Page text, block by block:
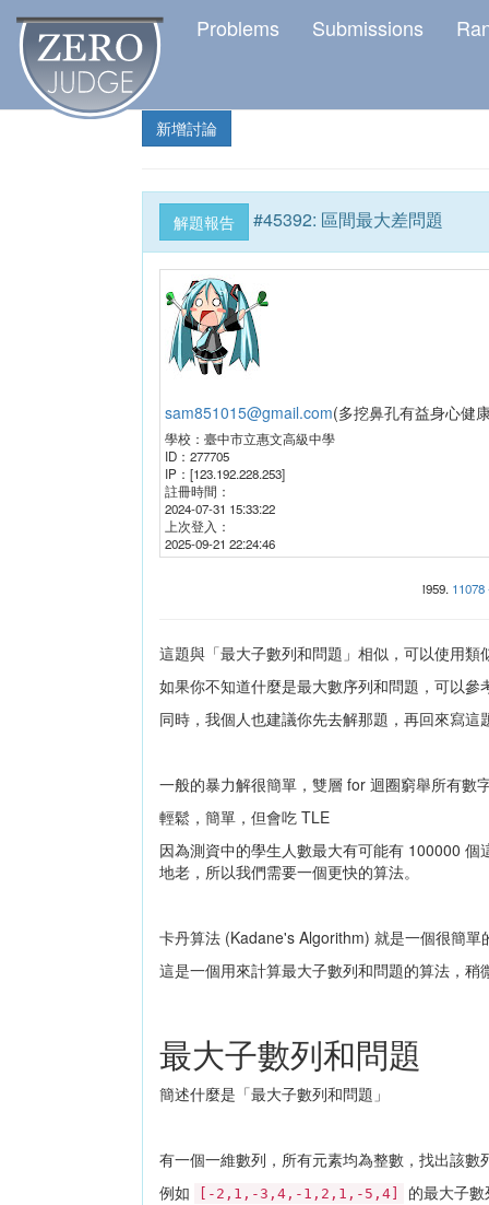
Problems Submissions
新增討論
解題報告 #45392: 區間最大差問題
sam851015@gmail.com(多挖鼻孔有益身心健
學校： 臺中市立惠文高級中學
ID： 277705
IP： [123.192.228.253]
註冊時間：
2024-07-31 15:33:22
上次登入：
2025-09-21 22:24:46
i959.
這題與「最大子數列和問題」相似，可以使用類
如果你不知道什麼是最大數序列和問題，可以
同時，我個人也建議你先去解那題，再回來寫這
一般的暴力解很簡單，雙層 for 迴圈窮舉所有數
輕鬆，簡單，但會吃 TLE
因為測資中的學生人數最大有可能有 100000
地老，所以我們需要一個更快的算法。
卡丹算法 (Kadane's Algorithm) 就是一個很簡單
這是一個用來計算最大子數列和問題的算法，稍
最大子數列和問題
簡述什麼是「最大子數列和問題」
有一個一維數列，所有元素均為整數，找出該數
例如
[-2,1,-3,4,-1,2,1,-5,4] 的最大子